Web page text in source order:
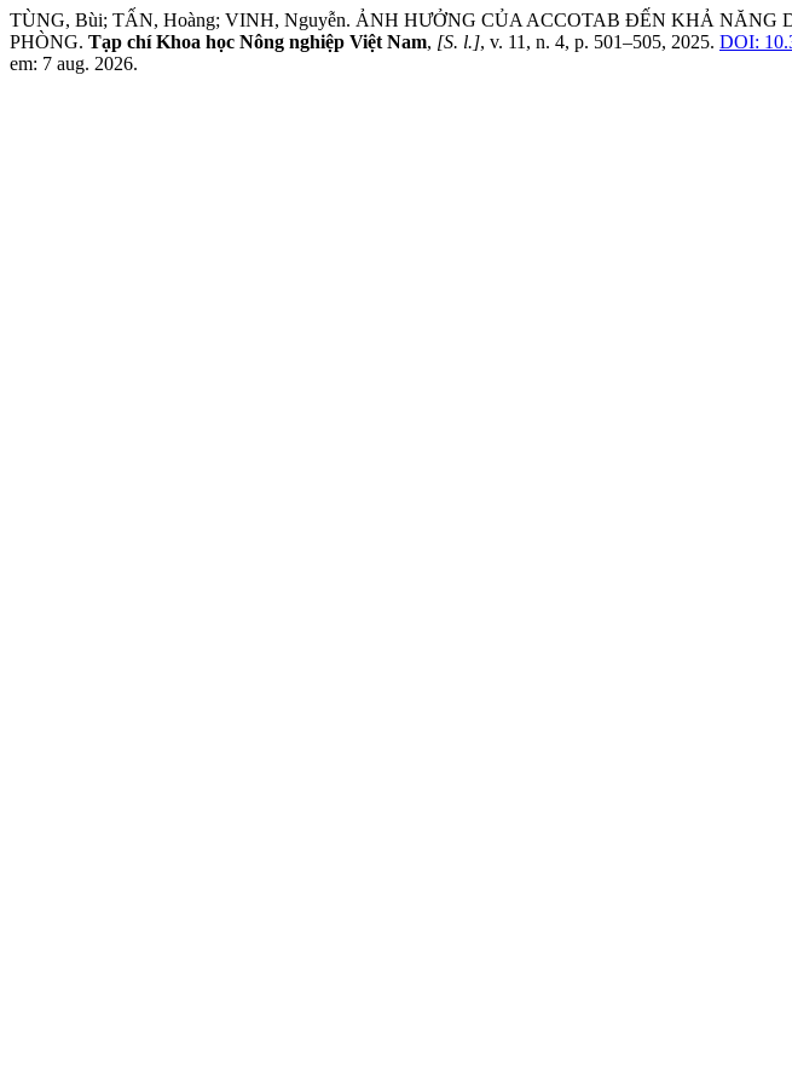
TÙNG, Bùi; TẤN, Hoàng; VINH, Nguyễn. ẢNH HƯỞNG CỦA ACCOTAB ĐẾN KHẢ
PHÒNG. Tạp chí Khoa học Nông nghiệp Việt Nam, [S. l.], v. 11, n. 4, p. 501–505, 2025. DOI:
em: 7 aug. 2026.